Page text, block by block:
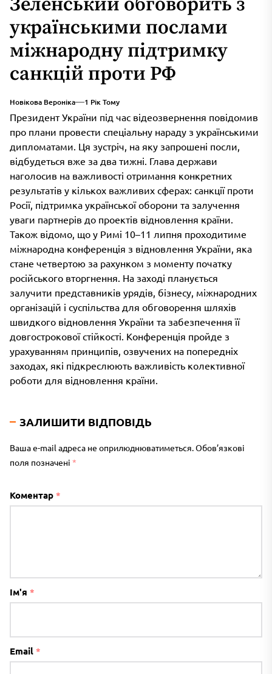
Зеленський обговорить з
українськими послами
міжнародну підтримку
санкцій проти РФ
Новікова Вероніка 1 Рік Тому
Президент України під час відеозвернення повідомив
про плани провести спеціальну нараду з українськими
дипломатами. Ця зустріч, на яку запрошені посли,
відбудеться вже за два тижні. Глава держави
наголосив на важливості отримання конкретних
результатів у кількох важливих сферах: санкції проти
Росії, підтримка української оборони та залучення
уваги партнерів до проектів відновлення країни.
Також відомо, що у Римі 10–11 липня проходитиме
міжнародна конференція з відновлення України, яка
стане четвертою за рахунком з моменту початку
російського вторгнення. На заході планується
залучити представників урядів, бізнесу, міжнародних
організацій і суспільства для обговорення шляхів
швидкого відновлення України та забезпечення її
довгострокової стійкості. Конференція пройде з
урахуванням принципів, озвучених на попередніх
заходах, які підкреслюють важливість колективної
роботи для відновлення країни.
ЗАЛИШИТИ ВІДПОВІДЬ
Ваша e-mail адреса не оприлюднюватиметься.Обов’язкові
поля позначені *
Коментар *
Ім'я *
Email *